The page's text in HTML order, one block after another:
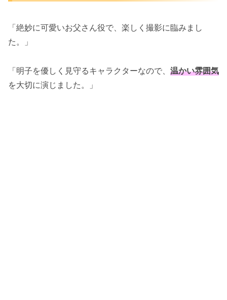
「絶妙に可愛いお父さん役で、楽しく撮影に臨みまし
た。」
「明子を優しく見守るキャラクターなので、 温かい雰囲気
を大切に演じました。」